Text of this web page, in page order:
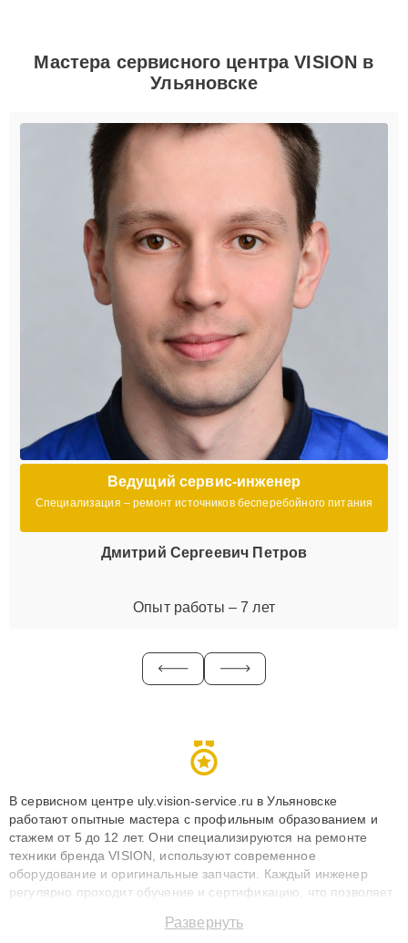
Мастера сервисного центра VISION в
Ульяновске
Ведущий сервис-инженер
Специализация – ремонт источников бесперебойного питания
Дмитрий Сергеевич Петров
Опыт работы – 7 лет
В сервисном центре uly.vision-service.ru в Ульяновске
работают опытные мастера с профильным образованием и
стажем от 5 до 12 лет. Они специализируются на ремонте
техники бренда VISION, используют современное
оборудование и оригинальные запчасти. Каждый инженер
регулярно проходит обучение и сертификацию, что позволяет
технику с сохранением гарантии до 3 лет. Наши мастера
Развернуть